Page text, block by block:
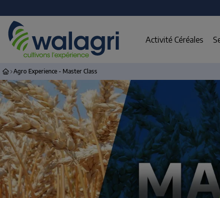
Activité Céréales
Agro Experience - Master Class